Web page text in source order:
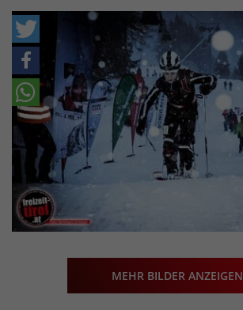
MEHR BILDER ANZEIGEN